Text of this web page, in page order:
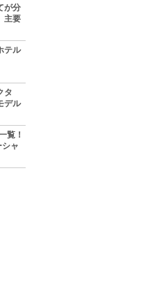
が分
主要
テル
タ
デル
覧！
ャ